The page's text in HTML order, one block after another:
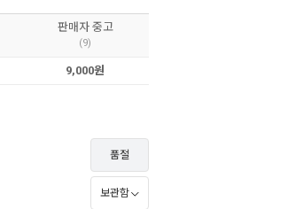
판매자 중고
(9)
9,000원
품절
보관함